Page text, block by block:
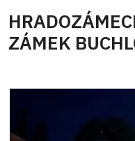
ZÁMEK